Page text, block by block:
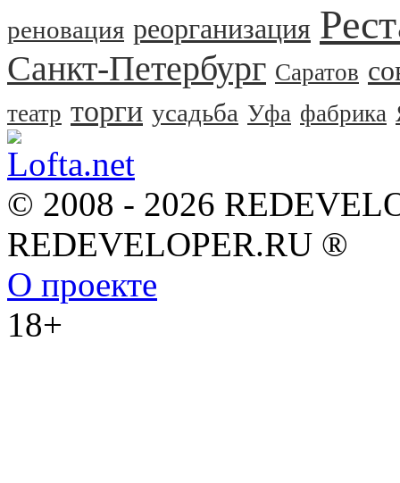
реновация реорганизация
Санкт-Петербург Саратов
театр торги усадьба Уфа фабрика
© 2008 - 2026
REDEVELOPER.RU ®
О проекте
18+